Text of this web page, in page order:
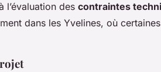
l’évaluation des contraintes
dans les Yvelines, où